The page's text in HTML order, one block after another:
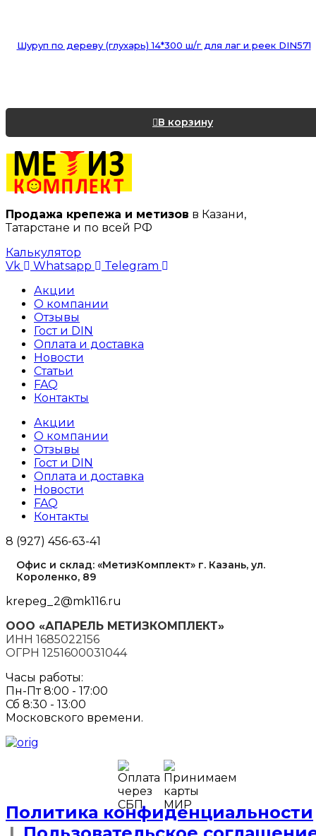
Шуруп по дереву (глухарь) 14*300 ш/г для лаг и реек DIN571
В корзину
Продажа крепежа и метизов в Казани,
Татарстане и по всей РФ
Калькулятор
Vk
Whatsapp
Telegram
Акции
О компании
Отзывы
Гост и DIN
Оплата и доставка
Новости
Статьи
FAQ
Контакты
Акции
О компании
Отзывы
Гост и DIN
Оплата и доставка
Новости
FAQ
Контакты
8 (927) 456-63-41
Офис и склад: «МетизКомплект» г. Казань, ул.
Короленко, 89
krepeg_2@mk116.ru
ООО «АПАРЕЛЬ МЕТИЗКОМПЛЕКТ»
ИНН 1685022156
ОГРН 1251600031044
Часы работы:
Пн-Пт 8:00 - 17:00
Сб 8:30 - 13:00
Московского времени.
Политика конфиденциальности